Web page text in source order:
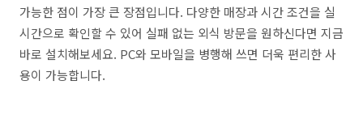
가능한 점이 가장 큰 장점입니다. 다양한 매장과 시간 조건을 실
시간으로 확인할 수 있어 실패 없는 외식 방문을 원하신다면 지금
바로 설치해보세요. PC와 모바일을 병행해 쓰면 더욱 편리한 사
용이 가능합니다.